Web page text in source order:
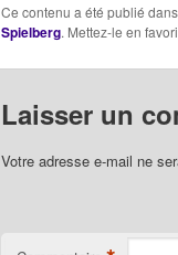
Ce contenu a été publié dans
Spielberg. Mettez-le en
Laisser un
Votre adresse e-mail ne